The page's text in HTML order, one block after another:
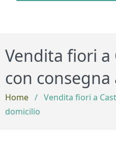
Vendita fiori a
con
Home / Vendita fiori a
domicilio